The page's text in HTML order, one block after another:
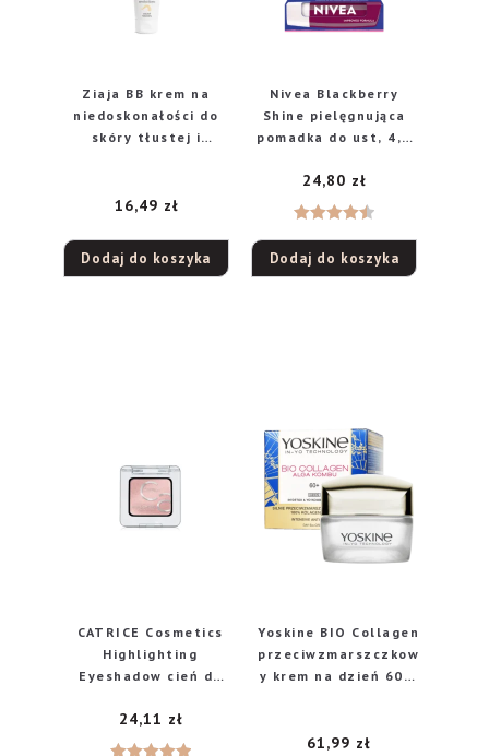
Ziaja BB krem na
niedoskonałości do
skóry tłustej i
16,49 zł
Dodaj do koszyka
Nivea Blackberry
Shine pielęgnująca
pomadka do ust, 4,8
4.50 na 5
24,80 zł
Dodaj do koszyka
CATRICE Cosmetics
Highlighting
Eyeshadow cień do
Lights, 2 g
24,11 zł
Yoskine BIO Collagen
przeciwzmarszczkow
y krem na dzień 60+,
61,99 zł